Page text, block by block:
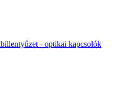
- optikai kapcsolók